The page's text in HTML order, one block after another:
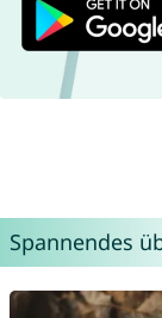
Spannendes